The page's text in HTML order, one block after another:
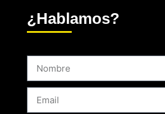
¿Hablamos?